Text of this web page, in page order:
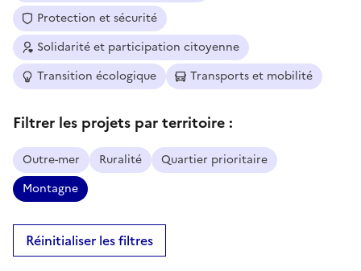
Protection et sécurité
Solidarité et participation citoyenne
Transition écologique
Transports et mobilité
Filtrer les projets par territoire :
Outre-mer Ruralité
Quartier prioritaire
Montagne
Réinitialiser les filtres